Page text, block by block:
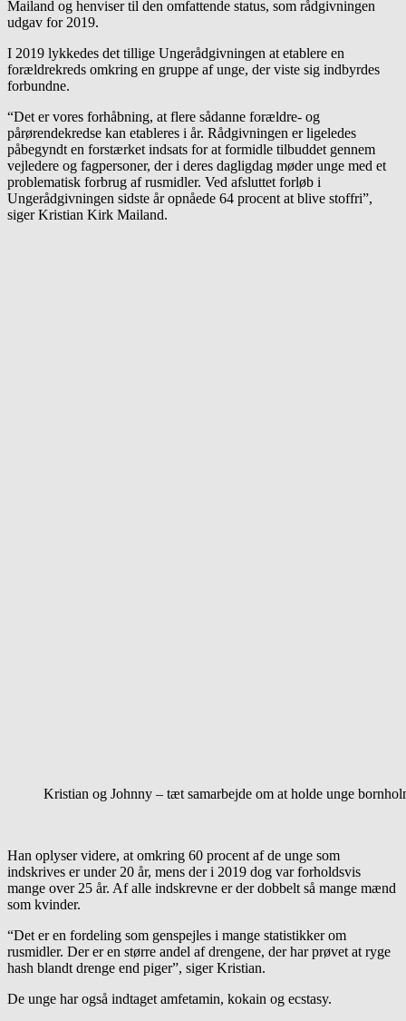
Mailand og henviser til den omfattende status, som rådgivningen
udgav for 2019.
I 2019 lykkedes det tillige Ungerådgivningen at etablere en
forældrekreds omkring en gruppe af unge, der viste sig indbyrdes
forbundne.
“Det er vores forhåbning, at flere sådanne forældre- og
pårørendekredse kan etableres i år. Rådgivningen er ligeledes
påbegyndt en forstærket indsats for at formidle tilbuddet gennem
vejledere og fagpersoner, der i deres dagligdag møder unge med et
problematisk forbrug af rusmidler. Ved afsluttet forløb i
Ungerådgivningen sidste år opnåede 64 procent at blive stoffri”,
siger Kristian Kirk Mailand.
Kristian og Johnny – tæt samarbejde om at holde unge
Han oplyser videre, at omkring 60 procent af de unge som
indskrives er under 20 år, mens der i 2019 dog var forholdsvis
mange over 25 år. Af alle indskrevne er der dobbelt så mange mænd
som kvinder.
“Det er en fordeling som genspejles i mange statistikker om
rusmidler. Der er en større andel af drengene, der har prøvet at ryge
hash blandt drenge end piger”, siger Kristian.
De unge har også indtaget amfetamin, kokain og ecstasy.